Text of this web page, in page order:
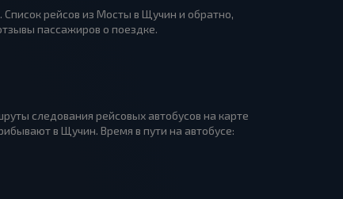
Список рейсов из Мосты в Щучин и обратно,
пассажиров о поездке.
следования рейсовых автобусов на карте
в Щучин. Время в пути на автобусе: